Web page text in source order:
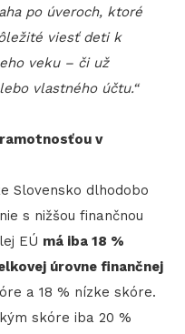
po úveroch, ktoré
viesť deti k
veku – či už
vlastného účtu.“
v
Slovensko dlhodobo
s nižšou finančnou
EÚ má iba 18 %
úrovne finančnej
a 18 % nízke skóre.
skóre iba 20 %